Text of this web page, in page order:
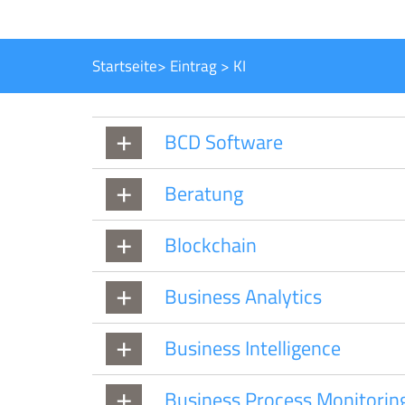
Startseite> Eintrag> KI
BCD Software
Beratung
Blockchain
Business Analytics
Business Intelligence